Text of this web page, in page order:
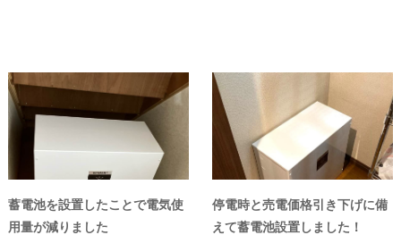
蓄電池を設置したことで電気使
用量が減りました
停電時と売電価格引き下げに備
えて蓄電池設置しました！